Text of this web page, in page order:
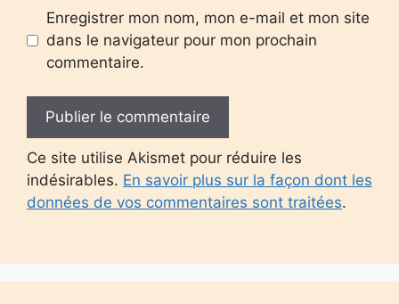
Enregistrer mon nom, mon e-mail et mon site
dans le navigateur pour mon prochain
commentaire.
Ce site utilise Akismet pour réduire les
indésirables. En savoir plus sur la façon dont les
données de vos commentaires sont traitées.